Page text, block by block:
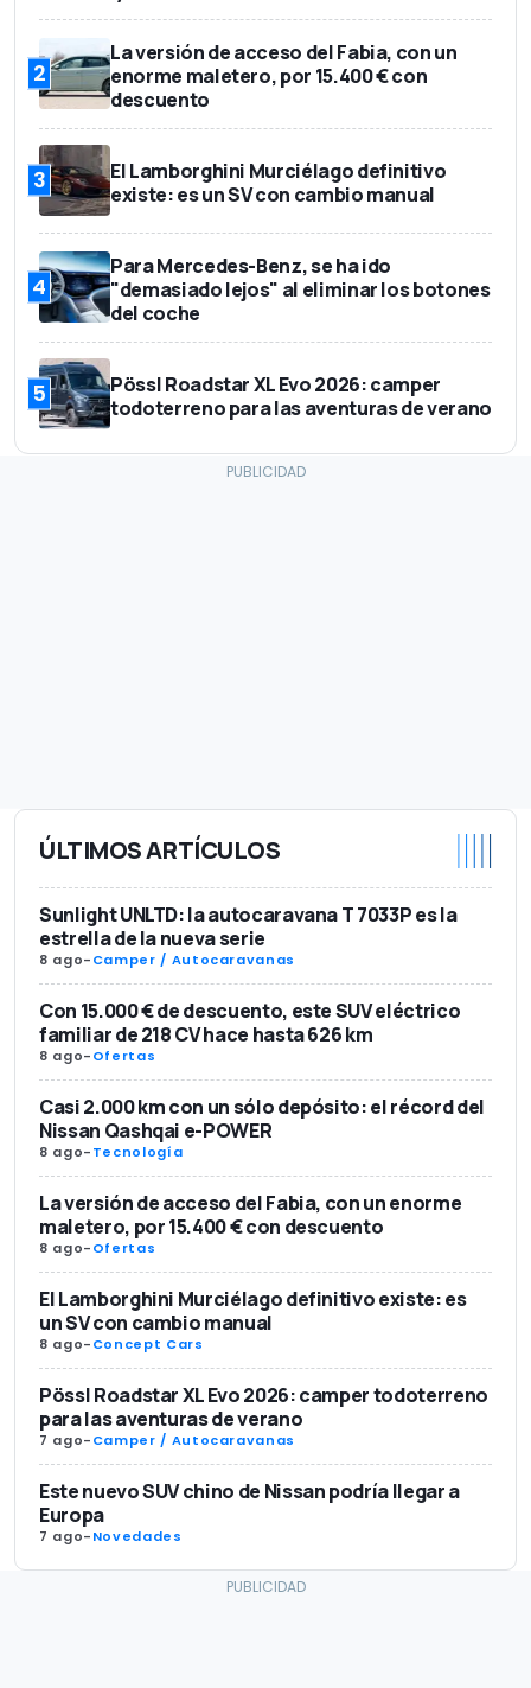
2
La versión de acceso del Fabia, con un
enorme maletero, por 15.400 € con
descuento
3
El Lamborghini Murciélago definitivo
existe: es un SV con cambio manual
4
Para Mercedes-Benz, se ha ido
"demasiado lejos" al eliminar los botones
del coche
5
Pössl Roadstar XL Evo 2026: camper
todoterreno para las aventuras de verano
ÚLTIMOS ARTÍCULOS
Sunlight UNLTD: la autocaravana T 7033P es la
estrella de la nueva serie
8 ago-Camper / Autocaravanas
Con 15.000 € de descuento, este SUV eléctrico
familiar de 218 CV hace hasta 626 km
8 ago-Ofertas
Casi 2.000 km con un sólo depósito: el récord del
Nissan Qashqai e-POWER
8 ago-Tecnología
La versión de acceso del Fabia, con un enorme
maletero, por 15.400 € con descuento
8 ago-Ofertas
El Lamborghini Murciélago definitivo existe: es
un SV con cambio manual
8 ago-Concept Cars
Pössl Roadstar XL Evo 2026: camper todoterreno
para las aventuras de verano
7 ago-Camper / Autocaravanas
Este nuevo SUV chino de Nissan podría llegar a
Europa
7 ago-Novedades